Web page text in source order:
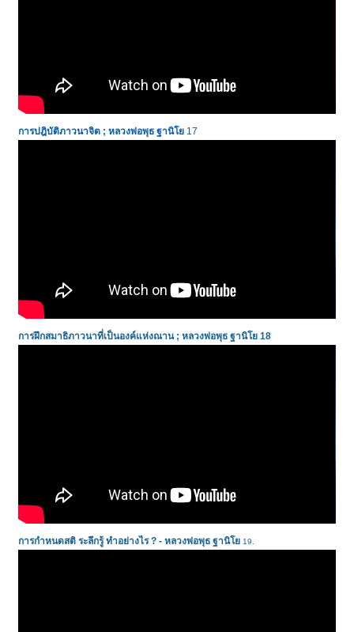
การปฎิบัติภาวนาจิต ; หลวงพ่อพุธ ฐานิโย 17
การฝึกสมาธิภาวนาที่เป็นองค์แห่งณาน ; หลวงพ่อพุธ ฐานิโย 18
การกำหนดสติ ระลึกรู้ ทำอย่างไร ? - หลวงพ่อพุธ ฐานิโย 19.